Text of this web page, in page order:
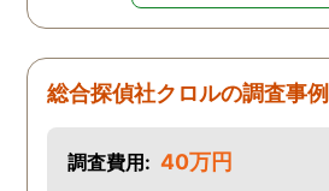
総合探偵社クロルの調査事例
調査費用: 40万円